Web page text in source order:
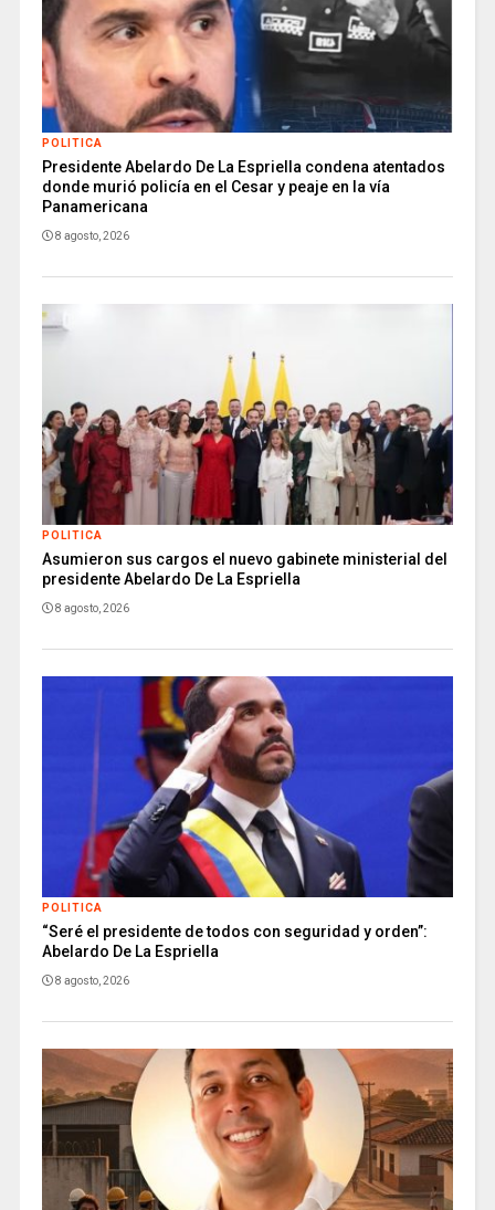
POLITICA
Presidente Abelardo De La Espriella condena atentados
donde murió policía en el Cesar y peaje en la vía
Panamericana
8 agosto, 2026
POLITICA
Asumieron sus cargos el nuevo gabinete ministerial del
presidente Abelardo De La Espriella
8 agosto, 2026
POLITICA
“Seré el presidente de todos con seguridad y orden”:
Abelardo De La Espriella
8 agosto, 2026